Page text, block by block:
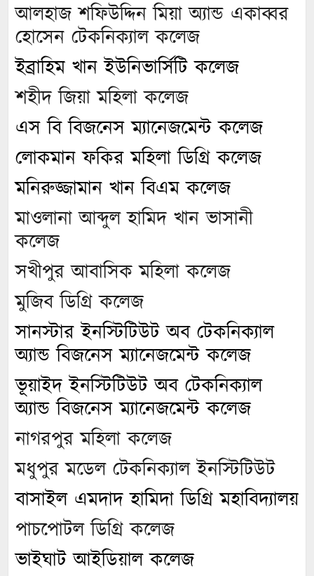
আলহাজ শফিউদ্দিন মিয়া অ্যান্ড একাব্বর
হোসেন টেকনিক্যাল কলেজ
ইব্রাহিম খান ইউনিভার্সিটি কলেজ
শহীদ জিয়া মহিলা কলেজ
এস বি বিজনেস ম্যানেজমেন্ট কলেজ
লোকমান ফকির মহিলা ডিগ্রি কলেজ
মনিরুজ্জামান খান বিএম কলেজ
মাওলানা আব্দুল হামিদ খান ভাসানী
কলেজ
সখীপুর আবাসিক মহিলা কলেজ
মুজিব ডিগ্রি কলেজ
সানস্টার ইনস্টিটিউট অব টেকনিক্যাল
অ্যান্ড বিজনেস ম্যানেজমেন্ট কলেজ
ভূয়াইদ ইনস্টিটিউট অব টেকনিক্যাল
অ্যান্ড বিজনেস ম্যানেজমেন্ট কলেজ
নাগরপুর মহিলা কলেজ
মধুপুর মডেল টেকনিক্যাল ইনস্টিটিউট
বাসাইল এমদাদ হামিদা ডিগ্রি মহাবিদ্যালয়
পাচপোটল ডিগ্রি কলেজ
ভাইঘাট আইডিয়াল কলেজ